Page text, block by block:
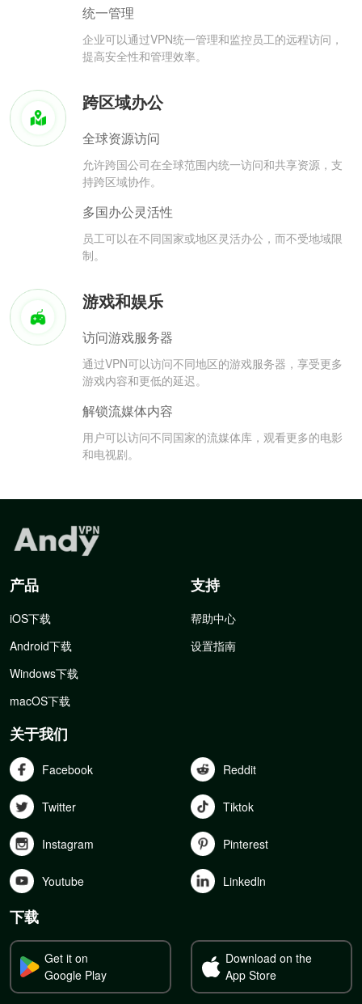
统一管理
企业可以通过VPN统一管理和监控员工的远程访问，
提高安全性和管理效率。
跨区域办公
全球资源访问
允许跨国公司在全球范围内统一访问和共享资源，支
持跨区域协作。
多国办公灵活性
员工可以在不同国家或地区灵活办公，而不受地域限
制。
游戏和娱乐
访问游戏服务器
通过VPN可以访问不同地区的游戏服务器，享受更多
游戏内容和更低的延迟。
解锁流媒体内容
用户可以访问不同国家的流媒体库，观看更多的电影
和电视剧。
产品
iOS下载
Android下载
Windows下载
macOS下载
支持
帮助中心
设置指南
关于我们
Facebook Reddit
Twitter Tiktok
Instagram Pinterest
Youtube Linkedln
下载
Get it on
Google Play
Download on the
App Store